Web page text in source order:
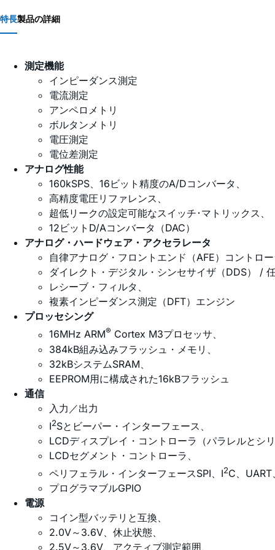
特長製品の詳細
測定機能
インピーダンス測定
電流測定
アンペロメトリ
ボルタンメトリ
電圧測定
電位差測定
アナログ性能
160kSPS、16ビット精度のA/Dコンバータ、
高精度電圧リファレンス、
超低リークの設定可能なスイッチ･マトリックス、
12ビットD/Aコンバータ（DAC）
アナログ・ハードウェア・アクセラレータ
自律アナログ・フロントエンド（AFE）コントロー
ダイレクト・デジタル・シンセサイザ（DDS） / 任
レシーブ・フィルタ、
複素インピーダンス測定（DFT）エンジン
プロッセシング
16MHz ARM® Cortex M3プロセッサ、
384kB組み込みフラッシュ・メモリ、
32kBシステムSRAM、
EEPROM用に構成された16kBフラッシュ
通信
入力／出力
I2Sとビーパー・インターフェース、
LCDディスプレイ・コントローラ（パラレルとシリ
LCDセグメント・コントローラ、
ペリフェラル・インターフェースSPI、I2C、UART、
プログラマブルGPIO
電源
コイン型バッテリと互換、
2.0V～3.6V、休止状態、
2.5V～3.6V、アクティブ測定範囲、